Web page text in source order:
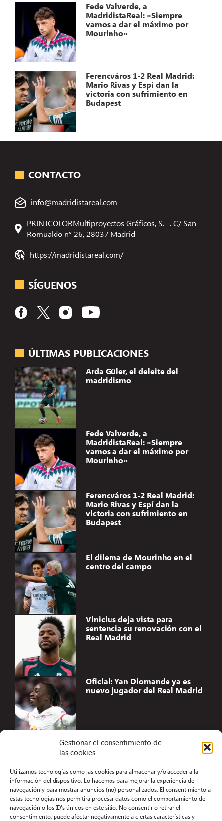
Gestionar el consentimiento de
las cookies
Utilizamos tecnologías como las cookies para almacenar y/o acceder a la
información del dispositivo. Lo hacemos para mejorar la experiencia de
navegación y para mostrar anuncios (no) personalizados. El consentimiento a
estas tecnologías nos permitirá procesar datos como el comportamiento de
navegación o los ID's únicos en este sitio. No consentir o retirar el
consentimiento, puede afectar negativamente a ciertas características y
Fede Valverde, a
MadridistaReal: «Siempre
vamos a dar el máximo por
Mourinho»
Ferencváros 1-2 Real Madrid:
Mario Rivas y Espí dan la
victoria con sufrimiento en
Budapest
ÚLTIMAS PUBLICACIONES
Arda Güler, el deleite del
madridismo
Fede Valverde, a
MadridistaReal: «Siempre
vamos a dar el máximo por
Mourinho»
Ferencváros 1-2 Real Madrid:
Mario Rivas y Espí dan la
victoria con sufrimiento en
Budapest
El dilema de Mourinho en el
centro del campo
Vinicius deja vista para
sentencia su renovación con el
Real Madrid
Oficial: Yan Diomande ya es
nuevo jugador del Real Madrid
CONTACTO
info@madridistareal.com
PRINTCOLORMultiproyectos Gráficos, S. L. C/ San
Romualdo n° 26, 28037 Madrid
https://madridistareal.com/
SÍGUENOS
Aviso Legal
Términos y condiciones
Política de privacidad